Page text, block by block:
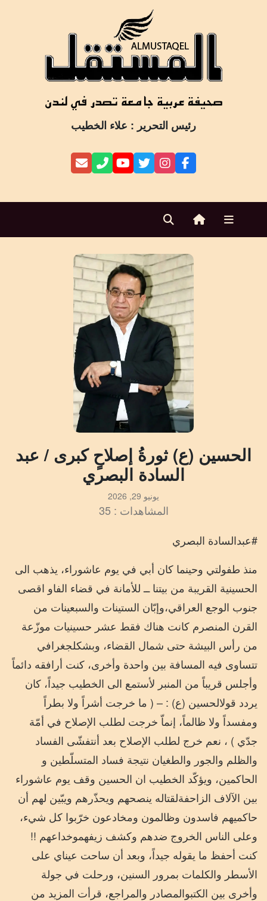
رئيس التحرير : علاء الخطيب
الحسين (ع) ثورةُ إصلاحٍ كبرى / عبد
السادة البصري
يونيو 29, 2026
المشاهدات : 35
#عبدالسادة البصري
منذ طفولتي وحينما كان أبي في يوم عاشوراء، يذهب الى
الحسينية القريبة من بيتنا ــ للأمانة في قضاء الفاو اقصى
جنوب الوجع العراقي،وإبّان الستينات والسبعينات من
القرن المنصرم كانت هناك فقط عشر حسينيات موزّعة
من رأس البيشة حتى شمال القضاء، وبشكلجغرافي
تتساوى فيه المسافة بين واحدة وأخرى، كنت أرافقه دائماً
وأجلس قريباً من المنبر لأستمع الى الخطيب جيداً، كان
يردد قولالحسين (ع) : – ( ما خرجت أشراً ولا بطراً
ومفسداً ولا ظالماً، إنماّ خرجت لطلب الإصلاح في أمّة
جدّي ) ، نعم خرج لطلب الإصلاح بعد أنتفشّى الفساد
والظلم والجور والطغيان نتيجة فساد المتسلّطين و
الحاكمين، ويؤكّد الخطيب ان الحسين وقف يوم عاشوراء
بين الآلاف الزاحفةلقتاله ينصحهم ويحذّرهم ويبّين لهم أن
حاكميهم فاسدون وظالمون ومخادعون خرّبوا كل شيء،
وعلى الناس الخروج ضدهم وكشف زيفهموخداعهم !!
كنت أحفظ ما يقوله جيداً، وبعد أن ساحت عيناي على
الأسطر والكلمات بمرور السنين، ورحلت في جولة
وأخرى بين الكتبوالمصادر والمراجع، قرأت المزيد من